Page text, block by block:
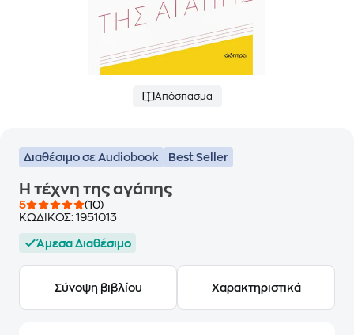
Απόσπασμα
Διαθέσιμο σε Audiobook Best Seller
Η τέχνη της αγάπης
5
(10)
ΚΩΔΙΚΟΣ: 1951013
Άμεσα Διαθέσιμο
Σύνοψη βιβλίου Χαρακτηριστικά